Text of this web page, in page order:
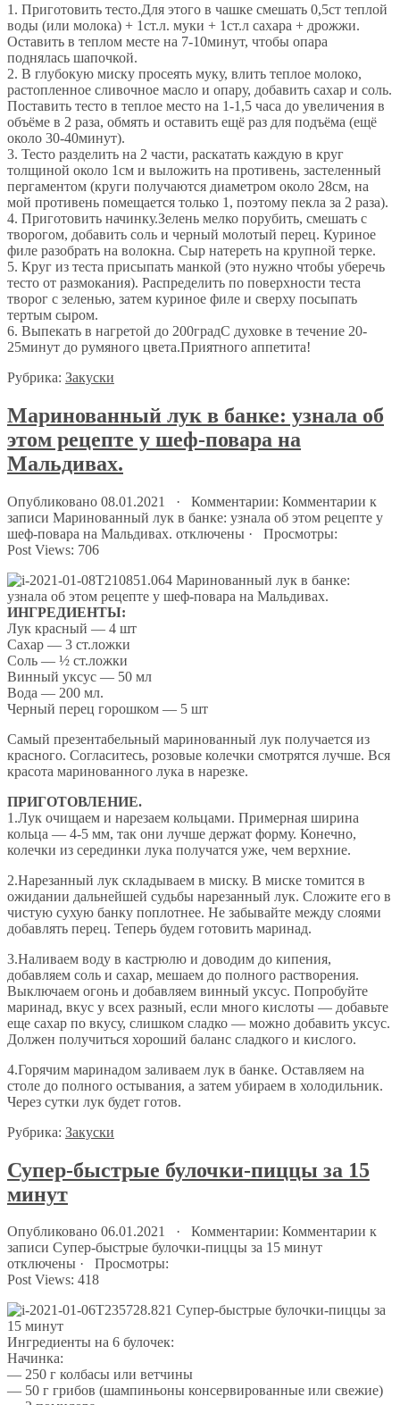
1. Приготовить тесто.Для этого в чашке смешать 0,5ст теплой
воды (или молока) + 1ст.л. муки + 1ст.л сахара + дрожжи.
Оставить в теплом месте на 7-10минут, чтобы опара
поднялась шапочкой.
2. В глубокую миску просеять муку, влить теплое молоко,
растопленное сливочное масло и опару, добавить сахар и соль.
Поставить тесто в теплое место на 1-1,5 часа до увеличения в
объёме в 2 раза, обмять и оставить ещё раз для подъёма (ещё
около 30-40минут).
3. Тесто разделить на 2 части, раскатать каждую в круг
толщиной около 1см и выложить на противень, застеленный
пергаментом (круги получаются диаметром около 28см, на
мой противень помещается только 1, поэтому пекла за 2 раза).
4. Приготовить начинку.Зелень мелко порубить, смешать с
творогом, добавить соль и черный молотый перец. Куриное
филе разобрать на волокна. Сыр натереть на крупной терке.
5. Круг из теста присыпать манкой (это нужно чтобы уберечь
тесто от размокания). Распределить по поверхности теста
творог с зеленью, затем куриное филе и сверху посыпать
тертым сыром.
6. Выпекать в нагретой до 200градС духовке в течение 20-
25минут до румяного цвета.Приятного аппетита!
Рубрика: Закуски
Маринованный лук в банке: узнала об
этом рецепте у шеф-повара на
Мальдивах.
Опубликовано 08.01.2021 · Комментарии: Комментарии к
записи Маринованный лук в банке: узнала об этом рецепте у
шеф-повара на Мальдивах. отключены · Просмотры:
Post Views: 706
ИНГРЕДИЕНТЫ:
Лук красный — 4 шт
Сахар — 3 ст.ложки
Соль — ½ ст.ложки
Винный уксус — 50 мл
Вода — 200 мл.
Черный перец горошком — 5 шт
Самый презентабельный маринованный лук получается из
красного. Согласитесь, розовые колечки смотрятся лучше. Вся
красота маринованного лука в нарезке.
ПРИГОТОВЛЕНИЕ.
1.Лук очищаем и нарезаем кольцами. Примерная ширина
кольца — 4-5 мм, так они лучше держат форму. Конечно,
колечки из серединки лука получатся уже, чем верхние.
2.Нарезанный лук складываем в миску. В миске томится в
ожидании дальнейшей судьбы нарезанный лук. Сложите его в
чистую сухую банку поплотнее. Не забывайте между слоями
добавлять перец. Теперь будем готовить маринад.
3.Наливаем воду в кастрюлю и доводим до кипения,
добавляем соль и сахар, мешаем до полного растворения.
Выключаем огонь и добавляем винный уксус. Попробуйте
маринад, вкус у всех разный, если много кислоты — добавьте
еще сахар по вкусу, слишком сладко — можно добавить уксус.
Должен получиться хороший баланс сладкого и кислого.
4.Горячим маринадом заливаем лук в банке. Оставляем на
столе до полного остывания, а затем убираем в холодильник.
Через сутки лук будет готов.
Рубрика: Закуски
Супер-быстрые булочки-пиццы за 15
минут
Опубликовано 06.01.2021 · Комментарии: Комментарии к
записи Супер-быстрые булочки-пиццы за 15 минут
отключены · Просмотры:
Post Views: 418
Ингредиенты на 6 булочек:
Начинка:
— 250 г колбасы или ветчины
— 50 г грибов (шампиньоны консервированные или свежие)